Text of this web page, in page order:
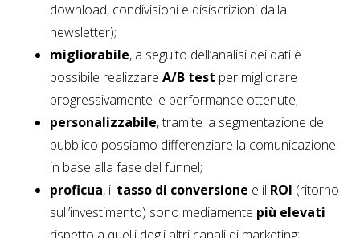
download, condivisioni e disiscrizioni dalla
newsletter);
migliorabile, a seguito dell’analisi dei dati è
possibile realizzareA/B test per migliorare
progressivamente le performance ottenute;
personalizzabile, tramite la segmentazione del
pubblico possiamo differenziare la comunicazione
in base alla fase del funnel;
proficua, il tasso di conversione e il ROI (ritorno
sull’investimento) sono mediamente più elevati